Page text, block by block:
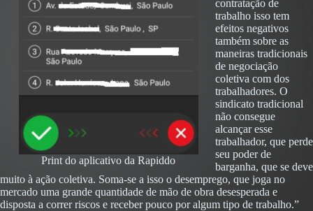
Print do aplicativo da Rapiddo
contratação de
trabalho isso tem
efeitos negativos
também sobre as
maneiras tradicionais
de negociação
coletiva com dos
trabalhadores. O
sindicato tradicional
não consegue
alcançar esse
trabalhador, que perde
seu poder de
barganha, que se deve
muito à ação coletiva. Soma-se a isso o desemprego, que joga no
mercado uma grande quantidade de mão de obra desesperada e
disposta a correr riscos e receber pouco por algum tipo de trabalho.”